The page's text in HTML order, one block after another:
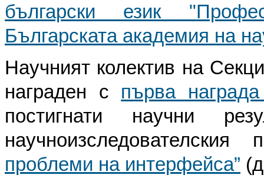
български език
Българската академия на
Научният колектив на
награден с първа
постигнати научни
проблеми на интерфейса”